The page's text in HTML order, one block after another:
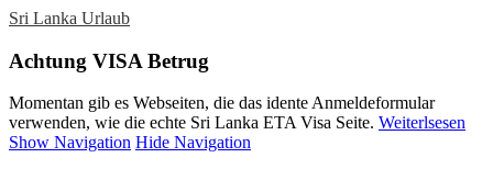
Sri Lanka Urlaub
Achtung VISA Betrug
Momentan gib es Webseiten, die das idente Anmeldeformular
verwenden, wie die echte Sri Lanka ETA Visa Seite. Weiterlsesen
Show Navigation Hide Navigation